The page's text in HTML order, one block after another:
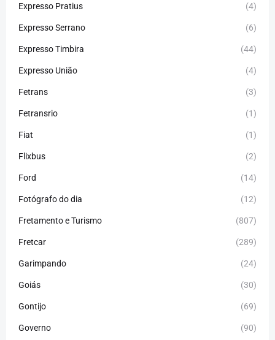
Expresso Pratius (4)
Expresso Serrano (6)
Expresso Timbira (44)
Expresso União (4)
Fetrans (3)
Fetransrio (1)
Fiat (1)
Flixbus (2)
Ford (14)
Fotógrafo do dia (12)
Fretamento e Turismo (807)
Fretcar (289)
Garimpando (24)
Goiás (30)
Gontijo (69)
Governo (90)